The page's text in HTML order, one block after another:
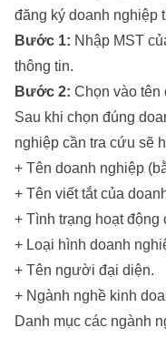
đăng ký doanh nghiệp
Bước 1: Nhập MST
thông tin.
Bước 2: Chọn vào tên
Sau khi chọn đúng
nghiệp cần tra cứu sẽ
+ Tên doanh nghiệp
+ Tên viết tắt của
+ Tình trạng hoạt động
+ Loại hình doanh
+ Tên người đại diện.
+ Ngành nghề kinh
Danh mục các ngành